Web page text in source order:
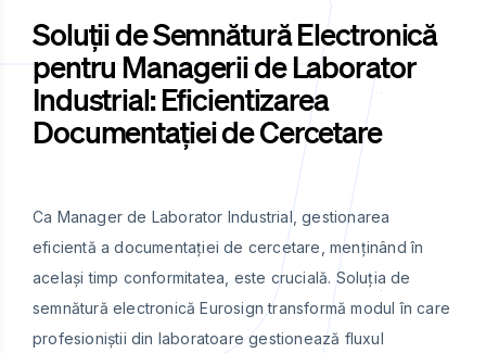
Soluții de Semnătură Electronică
pentru Managerii de Laborator
Industrial: Eficientizarea
Documentației de Cercetare
Ca Manager de Laborator Industrial, gestionarea
eficientă a documentației de cercetare, menținând în
același timp conformitatea, este crucială. Soluția de
semnătură electronică Eurosign transformă modul în care
profesioniștii din laboratoare gestionează fluxul